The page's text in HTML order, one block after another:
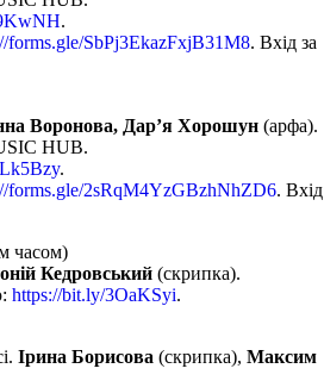
.
forms.gle/SbPj3EkazFxjB31M8. Вхід за
Воронова, Дарʼя Хорошун (арфа).
HUB.
.
forms.gle/2sRqM4YzGBzhNhZD6. Вхід
часом)
Кедровський (скрипка).
https://bit.ly/3OaKSyi.
Ірина Борисова (скрипка), Максим